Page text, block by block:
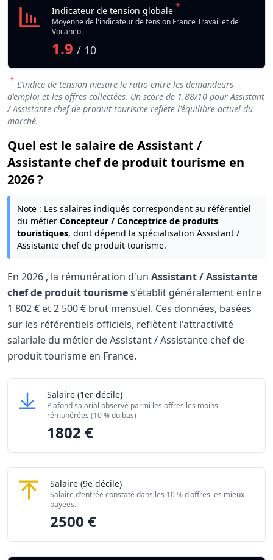
Indicateur de tension globale *
Moyenne de l'indicateur de tension France Travail et de
Vocaneo.
1.9 / 10
* L'indice de tension mesure le ratio entre les demandeurs
d'emploi et les offres collectées. Un score de 1.88/10 pour Assistant
/ Assistante chef de produit tourisme reflète l'équilibre actuel du
marché.
Quel est le salaire de Assistant /
Assistante chef de produit tourisme en
2026 ?
Note : Les salaires indiqués correspondent au référentiel
du métier Concepteur / Conceptrice de produits
touristiques, dont dépend la spécialisation Assistant /
Assistante chef de produit tourisme.
En 2026 , la rémunération d'un Assistant / Assistante
chef de produit tourismes'établit généralement entre
1 802 € et2 500 € brut mensuel. Ces données, basées
sur les référentiels officiels, reflètent l'attractivité
salariale du métier de Assistant / Assistante chef de
produit tourisme en France.
Grille salariale Assistant / Assistante chef de produit
Niveau de salaire (Déciles)
Salaire minimum (10% les moins rémunérés)
Salaire maximum (10% les mieux rémunérés)
Salaire Assistant / Assistante chef de produit tourisme
(1er décile)
Plafond salarial observé parmi les offres les moins
rémunérées (10 % du bas)
1802 €
Salaire Assistant / Assistante chef de produit tourisme
(9e décile)
Salaire d'entrée constaté dans les 10 % d'offres les mieux
payées.
2500 €